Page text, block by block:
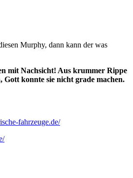
Murphy, dann kann der was
mit Nachsicht! Aus krummer Rippe
Gott konnte sie nicht grade machen.
fahrzeuge.de/